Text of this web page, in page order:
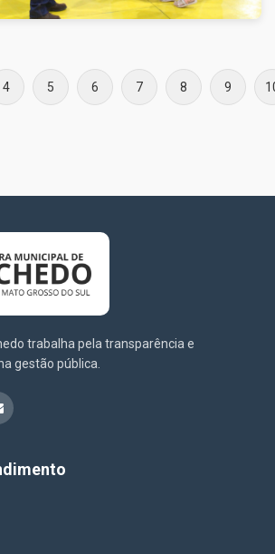
4 5 6 7 8 9
trabalha pela transparência e
gestão pública.